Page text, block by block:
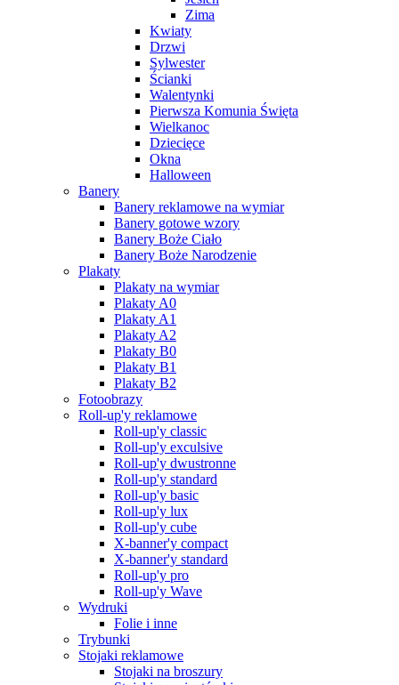
Zima
Kwiaty
Drzwi
Sylwester
Ścianki
Walentynki
Pierwsza Komunia Święta
Wielkanoc
Dziecięce
Okna
Halloween
Banery
Banery reklamowe na wymiar
Banery gotowe wzory
Banery Boże Ciało
Banery Boże Narodzenie
Plakaty
Plakaty na wymiar
Plakaty A0
Plakaty A1
Plakaty A2
Plakaty B0
Plakaty B1
Plakaty B2
Fotoobrazy
Roll-up'y reklamowe
Roll-up'y classic
Roll-up'y exculsive
Roll-up'y dwustronne
Roll-up'y standard
Roll-up'y basic
Roll-up'y lux
Roll-up'y cube
X-banner'y compact
X-banner'y standard
Roll-up'y pro
Roll-up'y Wave
Wydruki
Folie i inne
Trybunki
Stojaki reklamowe
Stojaki na broszury